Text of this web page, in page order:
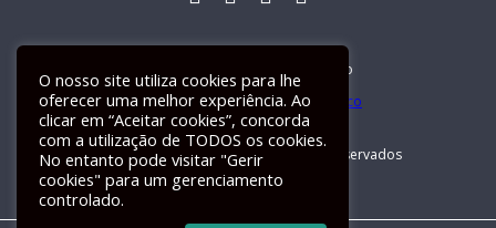
Livro de Reclamações Electrónico
GALILEU 2026 © Todos os direitos reservados
O nosso site utiliza cookies para lhe
oferecer uma melhor experiência. Ao
clicar em “Aceitar cookies”, concorda
com a utilização de TODOS os cookies.
No entanto pode visitar "Gerir
cookies" para um gerenciamento
controlado.